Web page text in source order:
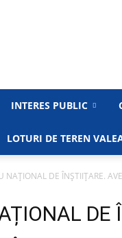
INTERES PUBLIC
LOTURI DE TEREN
NAȚIONAL DE ÎNȘTIIȚARE.
DE